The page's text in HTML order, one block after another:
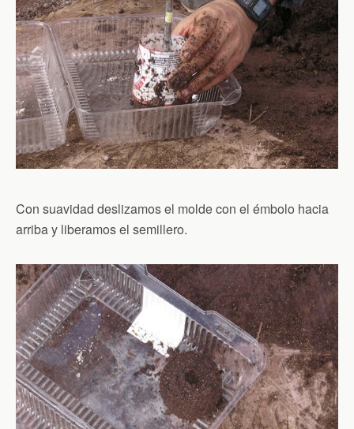
Con suavidad deslizamos el molde con el émbolo hacia
arriba y liberamos el semillero.